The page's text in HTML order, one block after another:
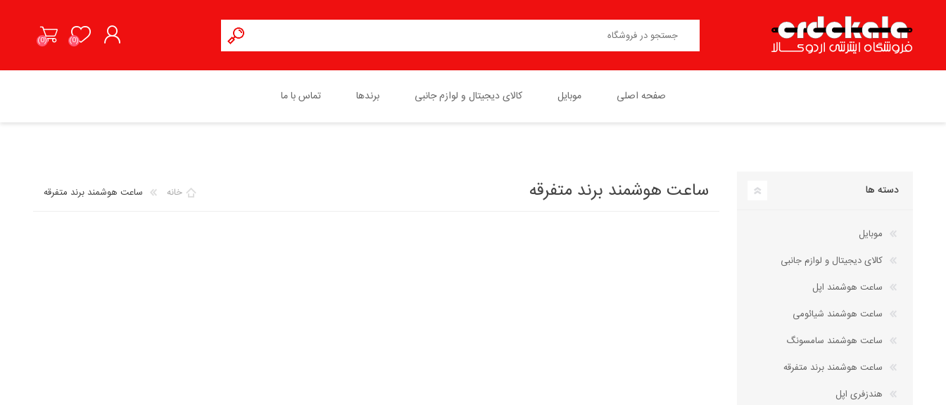
(0)
(0)
صفحه اصلی موبایل کالای دیجیتال و لوازم جانبی
هندزفری بلوتوثی
هندزفری با سیم
هدست
برندها
شیائومی XIAOMI
تماس با ما
ساعت هوشمند برند متفرقه خانه ساعت هوشمند برند متفرقه دسته ها
موبایل
کالای دیجیتال و لوازم جانبی
ساعت هوشمند اپل
ساعت هوشمند شیائومی
ساعت هوشمند سامسونگ
ساعت هوشمند برند متفرقه
هندزفری اپل